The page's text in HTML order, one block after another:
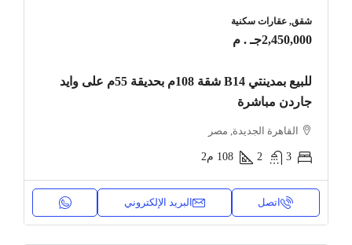
شقق, عقارات سكنية
2,450,000جـ . م
للبيع بمدينتي B14 شقة 108م بحديقة 55م على وايد
جاردن مباشرة
القاهرة الجديدة, مصر
3
2
108 م2
اتصل البريد الإلكتروني